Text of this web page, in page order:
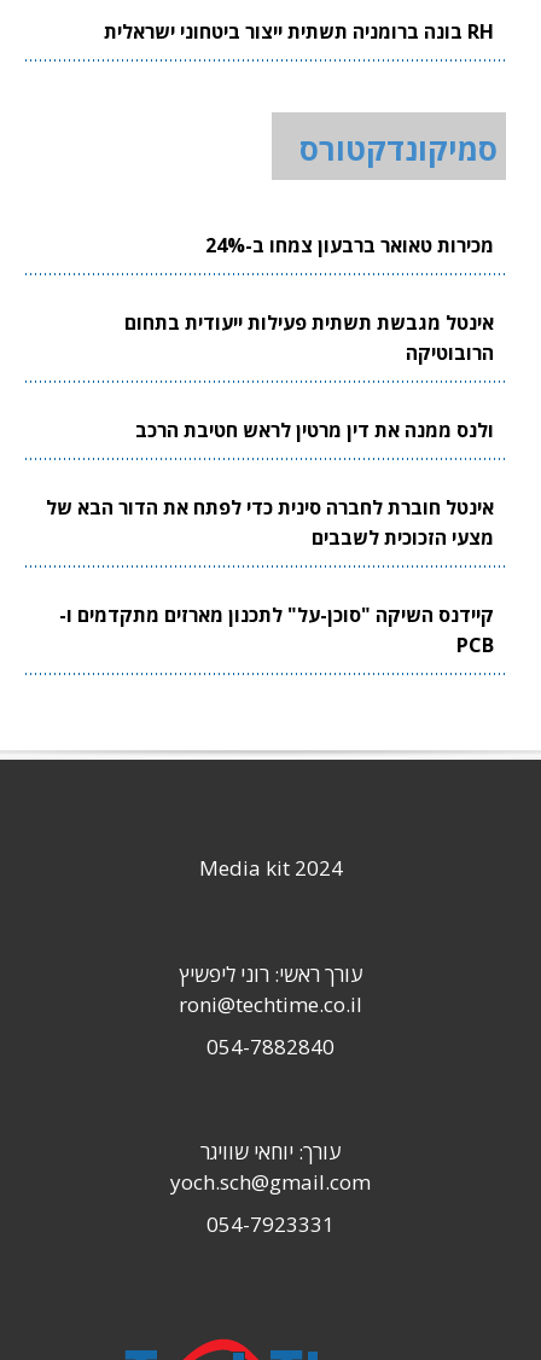
RH בונה ברומניה תשתית ייצור ביטחוני ישראלית
סמיקונדקטורס
מכירות טאואר ברבעון צמחו ב-24%
אינטל מגבשת תשתית פעילות ייעודית בתחום
הרובוטיקה
ולנס ממנה את דין מרטין לראש חטיבת הרכב
אינטל חוברת לחברה סינית כדי לפתח את הדור הבא של
מצעי הזכוכית לשבבים
קיידנס השיקה "סוכן-על" לתכנון מארזים מתקדמים ו-
PCB
Media kit 2024
עורך ראשי: רוני ליפשיץ
roni@techtime.co.il
054-7882840
עורך: יוחאי שוויגר
yoch.sch@gmail.com
054-7923331